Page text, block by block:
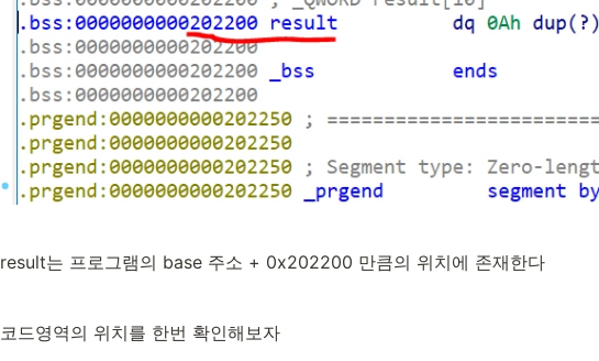
result는 프로그램의 base 주소 + 0x202200 만큼의 위치에 존재한다
코드영역의 위치를 한번 확인해보자